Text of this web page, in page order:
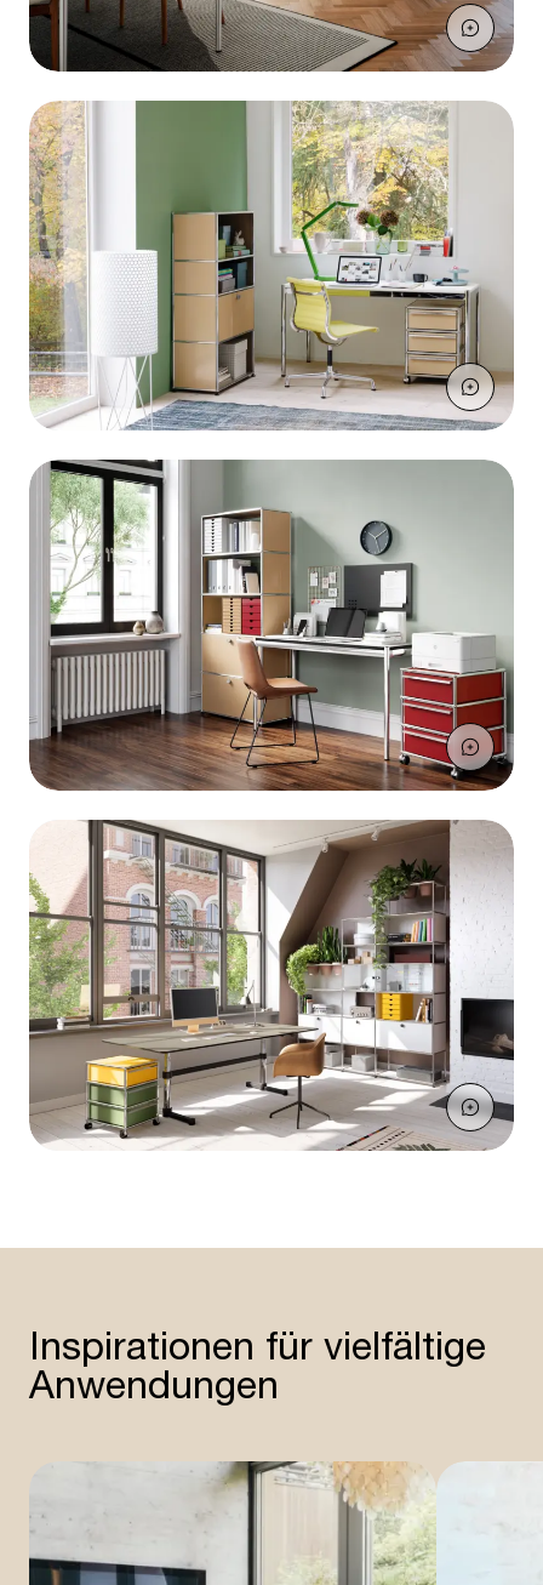
Inspirationen für vielfältige
Anwendungen